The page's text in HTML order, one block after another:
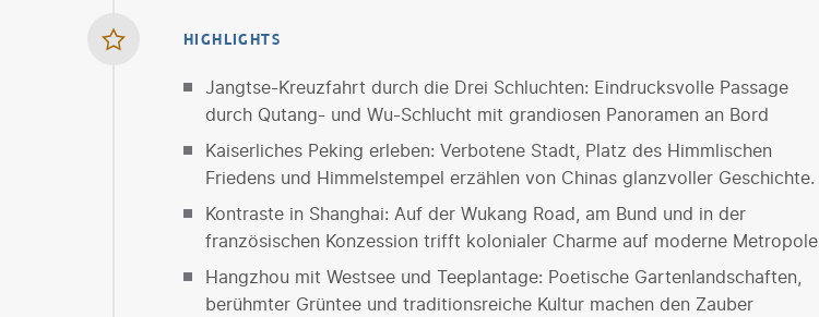
HIGHLIGHTS
Jangtse-Kreuzfahrt durch die Drei Schluchten: Eindrucksvolle Passage
durch Qutang- und Wu-Schlucht mit grandiosen Panoramen an Bord
Kaiserliches Peking erleben: Verbotene Stadt, Platz des Himmlischen
Friedens und Himmelstempel erzählen von Chinas glanzvoller Geschichte.
Kontraste in Shanghai: Auf der Wukang Road, am Bund und in der
französischen Konzession trifft kolonialer Charme auf moderne Metropole
Hangzhou mit Westsee und Teeplantage: Poetische Gartenlandschaften,
berühmter Grüntee und traditionsreiche Kultur machen den Zauber